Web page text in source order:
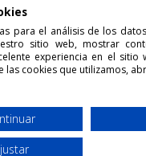
de Cultura y Patrimonio del
/ 2021 /Aviso legal/
para el análisis de los
sitio web, mostrar
experiencia en el sitio
cookies que utilizamos,